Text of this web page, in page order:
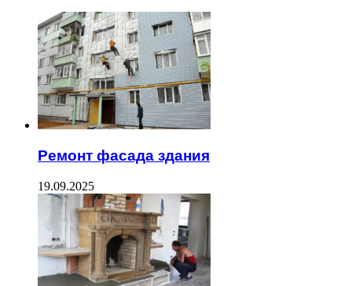
Ремонт фасада здания
19.09.2025